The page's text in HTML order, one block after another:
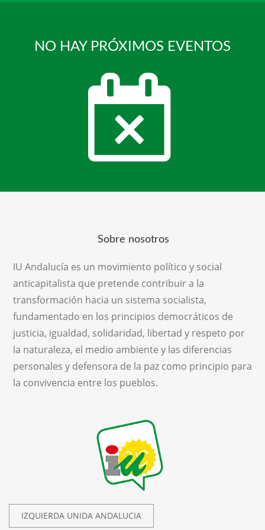
NO HAY PRÓXIMOS EVENTOS
Sobre nosotros
IU Andalucía es un movimiento político y social
anticapitalista que pretende contribuir a la
transformación hacia un sistema socialista,
fundamentado en los principios democráticos de
justicia, igualdad, solidaridad, libertad y respeto por
la naturaleza, el medio ambiente y las diferencias
personales y defensora de la paz como principio para
la convivencia entre los pueblos.
IZQUIERDA UNIDA ANDALUCIA